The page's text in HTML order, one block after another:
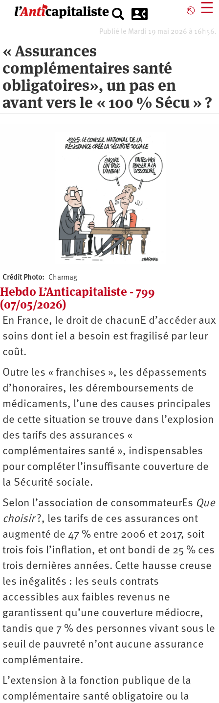
⎋ ☰
Publié le Mardi 19 mai 2026 à 16h56.
« Assurances
complémentaires santé
obligatoires», un pas en
avant vers le « 100 % Sécu » ?
Crédit Photo Charmag
Hebdo L’Anticapitaliste - 799
(07/05/2026)
En France, le droit de chacunE d’accéder aux
soins dont iel a besoin est fragilisé par leur
coût.
Outre les « franchises », les dépassements
d’honoraires, les déremboursements de
médicaments, l’une des causes principales
de cette situation se trouve dans l’explosion
des tarifs des assurances «
complémentaires santé », indispensables
pour compléter l’insuffisante couverture de
la Sécurité sociale.
Selon l’association de consommateurEs Que
choisir?, les tarifs de ces assurances ont
augmenté de 47 % entre 2006 et 2017, soit
trois fois l’inflation, et ont bondi de 25 % ces
trois dernières années. Cette hausse creuse
les inégalités : les seuls contrats
accessibles aux faibles revenus ne
garantissent qu’une couverture médiocre,
tandis que 7 % des personnes vivant sous le
seuil de pauvreté n’ont aucune assurance
complémentaire.
L’extension à la fonction publique de la
complémentaire santé obligatoire ou la